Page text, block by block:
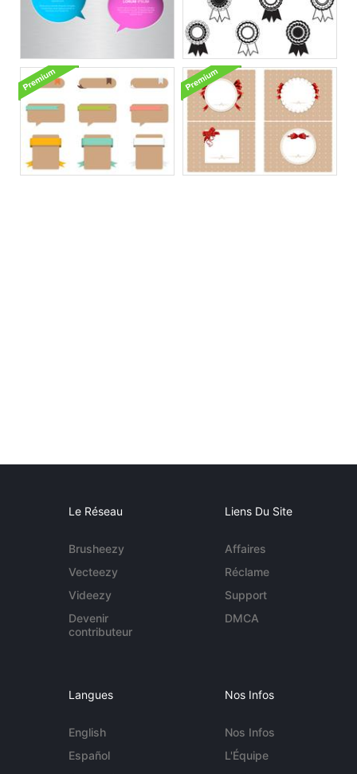
Le Réseau
Brusheezy
Vecteezy
Videezy
Devenir
contributeur
Liens Du Site
Affaires
Réclame
Support
DMCA
Langues
English
Español
Nos Infos
Nos Infos
L'Équipe